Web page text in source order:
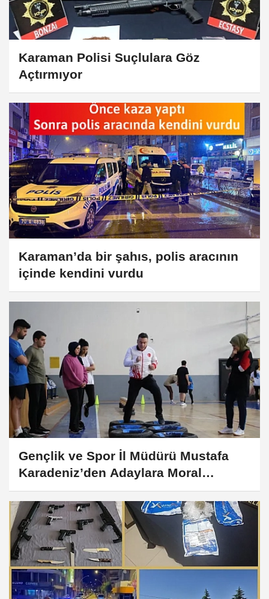
Karaman Polisi Suçlulara Göz
Açtırmıyor
Karaman’da bir şahıs, polis aracının
içinde kendini vurdu
Gençlik ve Spor İl Müdürü Mustafa
Karadeniz’den Adaylara Moral
Ziyareti